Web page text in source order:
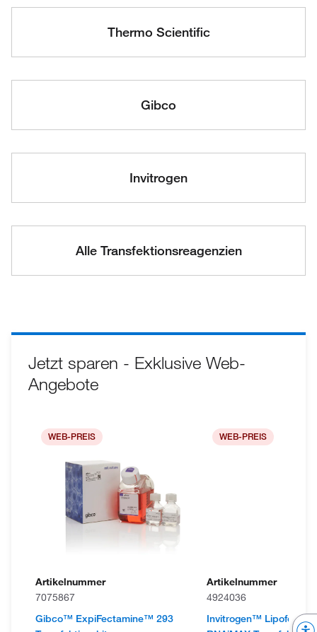
Thermo Scientific
Gibco
Invitrogen
Alle Transfektionsreagenzien
Jetzt sparen - Exklusive Web-
Angebote
WEB-PREIS
Artikelnummer
7075867
Gibco™ ExpiFectamine™ 293
WEB-PREIS
Artikelnummer
4924036
Invitrogen™